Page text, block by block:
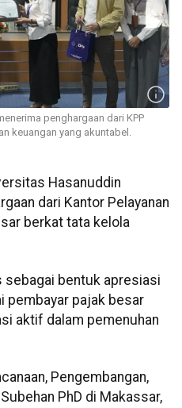
penghargaan dari KPP
keuangan yang akuntabel.
Hasanuddin
dari Kantor Pelayanan
berkat tata kelola
sebagai bentuk apresiasi
pembayar pajak besar
aktif dalam pemenuhan
Pengembangan,
PhD di Makassar,